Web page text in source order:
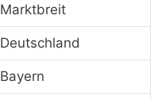
Marktbreit
Deutschland
Bayern